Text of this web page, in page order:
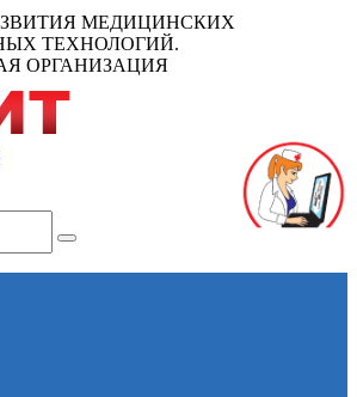
МЕДИЦИНСКИХ
ТЕХНОЛОГИЙ.
ОРГАНИЗАЦИЯ